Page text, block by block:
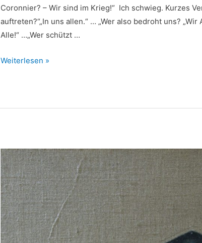
Coronnier? – Wir sind im Krieg!“ Ich schwieg. Kurzes
auftreten?“„In uns allen.“ … „Wer also bedroht uns?
Alle!“ …„Wer schützt …
Mittwoch
Weiterlesen »